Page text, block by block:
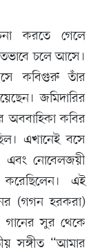
করতে গেলে
কবিগুরু তাঁর
জমিদারির
কবির
এখানেই বসে
এবং নোবেলজয়ী
এই
(গগন হরকরা)
সুর থেকে
সঙ্গীত “আমার